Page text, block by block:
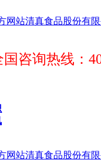
国咨询热线：